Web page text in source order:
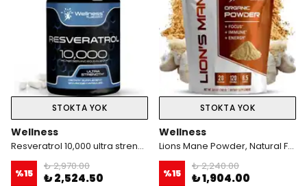
STOKTA YOK
Wellness
Resveratrol 10,000 ultra strength 120 Kapsül
%15
₺ 2,970.00
₺ 2,524.50
STOKTA YOK
Wellness
Lions Mane Powder, Natural Formula for Memory and Focus, Immune Health - 120 Servings
%15
₺ 2,240.00
₺ 1,904.00